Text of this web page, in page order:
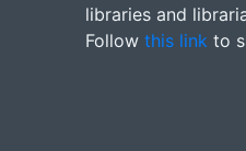
libraries and
Follow this link to